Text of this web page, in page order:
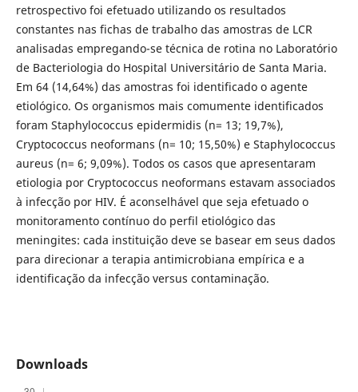
retrospectivo foi efetuado utilizando os resultados
constantes nas fichas de trabalho das amostras de LCR
analisadas empregando-se técnica de rotina no Laboratório
de Bacteriologia do Hospital Universitário de Santa Maria.
Em 64 (14,64%) das amostras foi identificado o agente
etiológico. Os organismos mais comumente identificados
foram Staphylococcus epidermidis (n= 13; 19,7%),
Cryptococcus neoformans (n= 10; 15,50%) e Staphylococcus
aureus (n= 6; 9,09%). Todos os casos que apresentaram
etiologia por Cryptococcus neoformans estavam associados
à infecção por HIV. É aconselhável que seja efetuado o
monitoramento contínuo do perfil etiológico das
meningites: cada instituição deve se basear em seus dados
para direcionar a terapia antimicrobiana empírica e a
identificação da infecção versus contaminação.
Downloads